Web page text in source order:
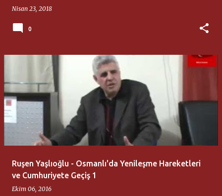
Nisan 23, 2018
0
Ruşen Yaşlıoğlu - Osmanlı'da Yenileşme Hareketleri
ve Cumhuriyete Geçiş 1
Ekim 06, 2016